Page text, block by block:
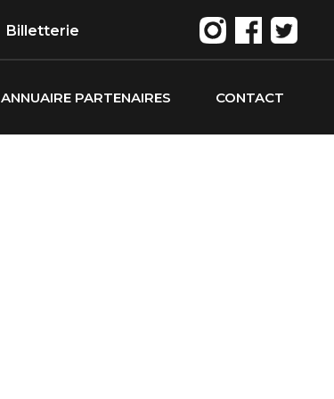
Billetterie
ANNUAIRE PARTENAIRES CONTACT